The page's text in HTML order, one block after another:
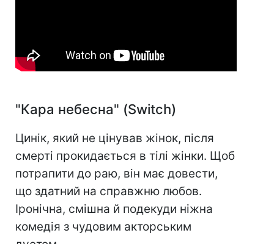
"Кара небесна" (Switch)
Цинік, який не цінував жінок, після
смерті прокидається в тілі жінки. Щоб
потрапити до раю, він має довести,
що здатний на справжню любов.
Іронічна, смішна й подекуди ніжна
комедія з чудовим акторським